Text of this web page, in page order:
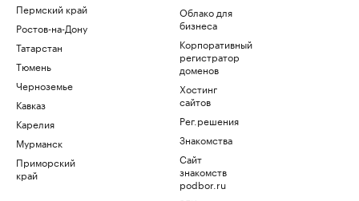
Пермский край
Ростов-на-Дону
Татарстан
Тюмень
Черноземье
Кавказ
Карелия
Мурманск
Приморский
край
Облако для
бизнеса
Корпоративный
регистратор
доменов
Хостинг
сайтов
Рег.решения
Знакомства
Сайт
знакомств
podbor.ru